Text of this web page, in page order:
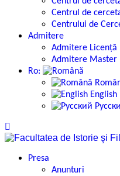
Centrul de
Centrului de
Admitere
Admitere Licență
Admitere Master
Ro:
English
Presa
Anunturi